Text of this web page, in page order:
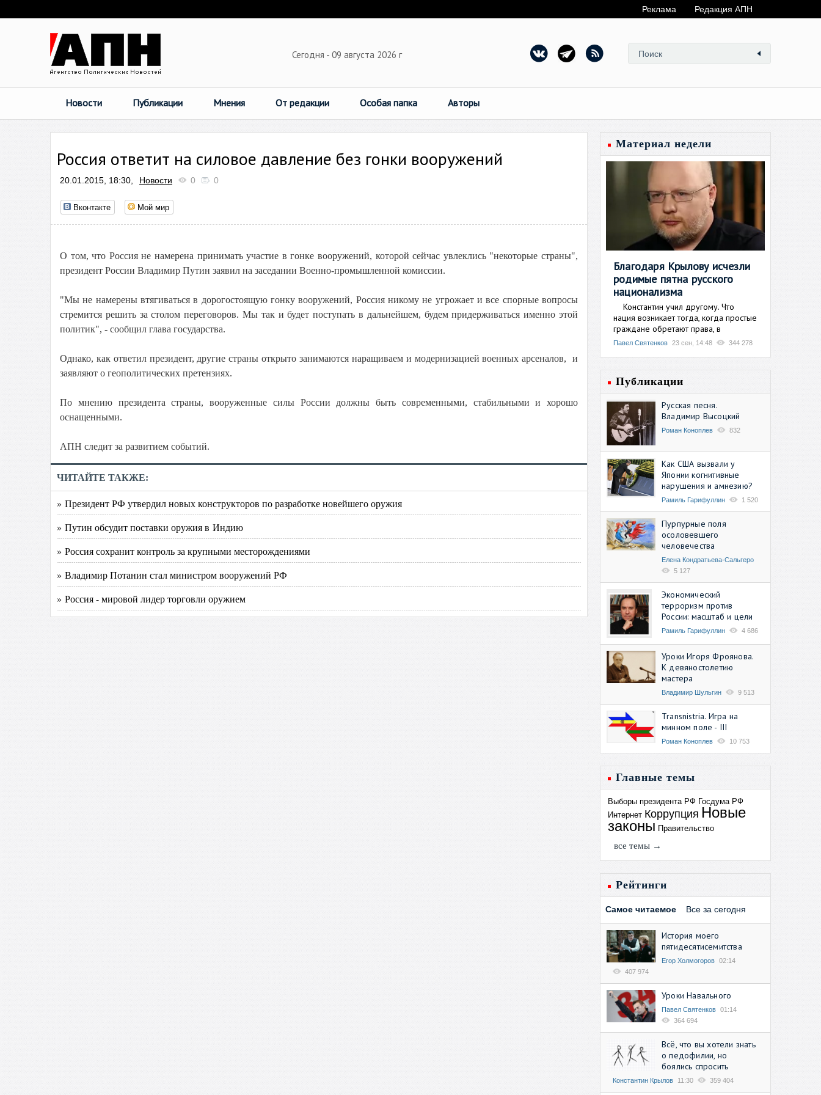
Реклама Редакция АПН
Сегодня - 09 августа 2026 г
Новости Публикации Мнения От редакции Особая папка Авторы
Россия ответит на силовое давление без гонки вооружений
20.01.2015, 18:30, Новости 0 0
Вконтакте Мой мир
О том, что Россия не намерена принимать участие в гонке вооружений, которой сейчас увлеклись "некоторые страны",
президент России Владимир Путин заявил на заседании Военно-промышленной комиссии.
"Мы не намерены втягиваться в дорогостоящую гонку вооружений, Россия никому не угрожает и все спорные вопросы
стремится решить за столом переговоров. Мы так и будет поступать в дальнейшем, будем придерживаться именно этой
политик", - сообщил глава государства.
Однако, как ответил президент, другие страны открыто занимаются наращиваем и модернизацией военных арсеналов, и
заявляют о геополитических претензиях.
По мнению президента страны, вооруженные силы России должны быть современными, стабильными и хорошо
оснащенными.
АПН следит за развитием событий.
ЧИТАЙТЕ ТАКЖЕ:
» Президент РФ утвердил новых конструкторов по разработке новейшего оружия
» Путин обсудит поставки оружия в Индию
» Россия сохранит контроль за крупными месторождениями
» Владимир Потанин стал министром вооружений РФ
» Россия - мировой лидер торговли оружием
Материал недели
Благодаря Крылову исчезли
родимые пятна русского
национализма
Константин учил другому. Что
нация возникает тогда, когда простые
граждане обретают права, в
Павел Святенков 23 сен, 14:48 344 278
Публикации
Русская песня.
Владимир Высоцкий
Роман Коноплев 832
Как США вызвали у
Японии когнитивные
нарушения и амнезию?
Рамиль Гарифуллин 1 520
Пурпурные поля
осоловевшего
человечества
Елена Кондратьева-Сальгеро
5 127
Экономический
терроризм против
России: масштаб и цели
Рамиль Гарифуллин 4 686
Уроки Игоря Фроянова.
К девяностолетию
мастера
Владимир Шульгин 9 513
Transnistria. Игра на
минном поле - III
Роман Коноплев 10 753
Главные темы
Выборы президента РФ Госдума РФ
Интернет Коррупция Новые
законы Правительство
все темы →
Рейтинги
Самое читаемое Все за сегодня
История моего
пятидесятисемитства
Егор Холмогоров 02:14
407 974
Уроки Навального
Павел Святенков 01:14
364 694
Всё, что вы хотели знать
о педофилии, но
боялись спросить
Константин Крылов 11:30 359 404